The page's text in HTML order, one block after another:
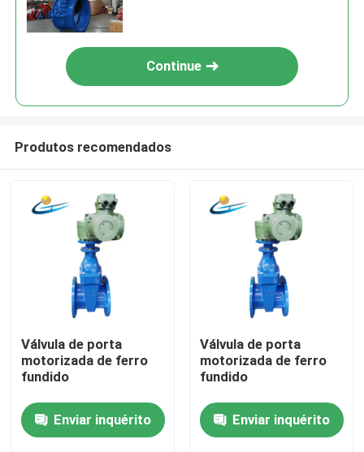
Produtos
Vídeos
Continue
Produtos recomendados
Válvula de porta
motorizada de ferro
fundido
Enviar inquérito
Válvula de porta
motorizada de ferro
fundido
Enviar inquérito